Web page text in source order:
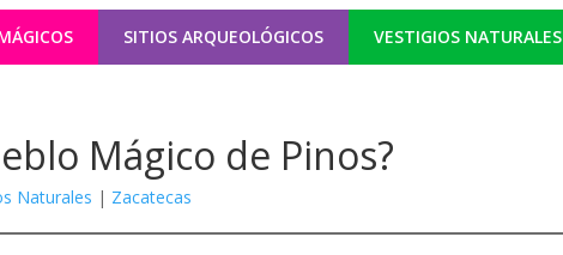
SITIOS ARQUEOLÓGICOS VESTIGIOS NATURALES
Mágico de Pinos?
Naturales | Zacatecas